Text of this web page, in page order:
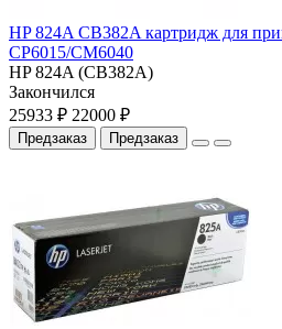
HP 824A CB382A картридж для
CP6015/CM6040
HP 824A (CB382A)
Закончился
25933 ₽ 22000 ₽
Предзаказ Предзаказ